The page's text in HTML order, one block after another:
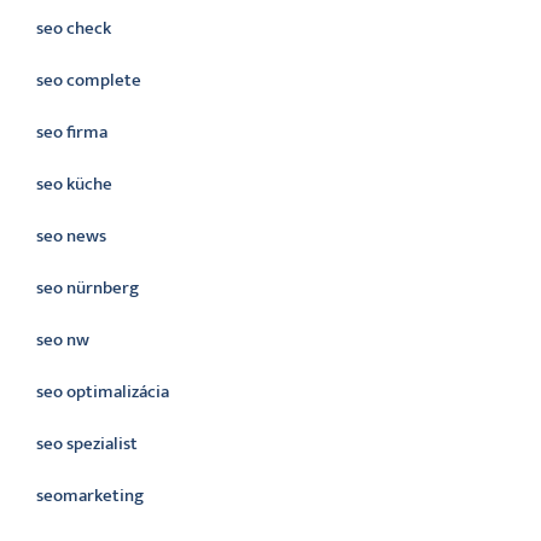
seo check
seo complete
seo firma
seo küche
seo news
seo nürnberg
seo nw
seo optimalizácia
seo spezialist
seomarketing